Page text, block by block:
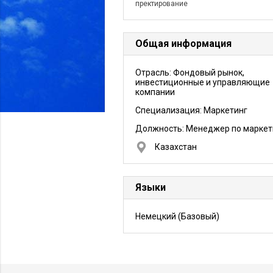
пректирование
Общая информация
Отрасль: Фондовый рынок,
инвестиционные и управляющие
компании
Специализация: Маркетинг
Должность: Менеджер по
Казахстан
Языки
Немецкий (Базовый)